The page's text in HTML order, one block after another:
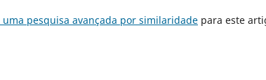
pesquisa avançada por similaridade para este